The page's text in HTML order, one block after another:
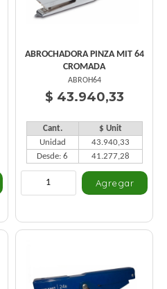
ABROCHADORA PINZA MIT 64
CROMADA
ABROH64
$ 43.940,33
Cant.
$ Unit
Unidad
43.940,33
Desde: 6
41.277,28